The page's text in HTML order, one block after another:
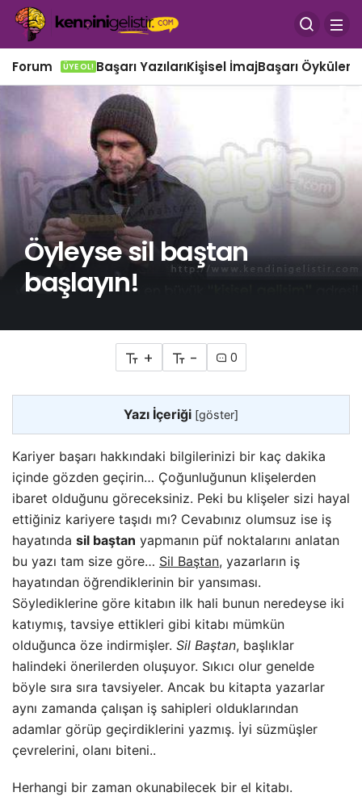
Forum ÜYE OL! Başarı YazılarıKişisel İmajBaşarı Öyküleri
Öyleyse sil baştan
başlayın!
+ - 0
Yazı İçeriği [göster]
Kariyer başarı hakkındaki bilgilerinizi bir kaç dakika
içinde gözden geçirin… Çoğunluğunun klişelerden
ibaret olduğunu göreceksiniz. Peki bu klişeler sizi hayal
ettiğiniz kariyere taşıdı mı? Cevabınız olumsuz ise iş
hayatında sil baştan yapmanın püf noktalarını anlatan
bu yazı tam size göre… Sil Baştan, yazarların iş
hayatından öğrendiklerinin bir yansıması.
Söylediklerine göre kitabın ilk hali bunun neredeyse iki
katıymış, tavsiye ettikleri gibi kitabı mümkün
olduğunca öze indirmişler. Sil Baştan, başlıklar
halindeki önerilerden oluşuyor. Sıkıcı olur genelde
böyle sıra sıra tavsiyeler. Ancak bu kitapta yazarlar
aynı zamanda çalışan iş sahipleri olduklarından
adamlar görüp geçirdiklerini yazmış. İyi süzmüşler
çevrelerini, olanı biteni..
Herhangi bir zaman okunabilecek bir el kitabı.